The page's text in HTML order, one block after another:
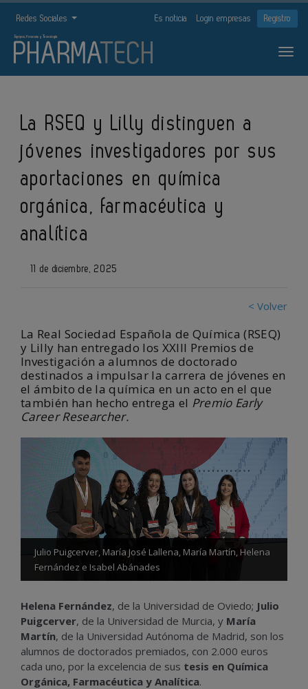
Redes Sociales Es noticia Login empresas Registro
La RSEQ y Lilly distinguen a
jóvenes investigadores por sus
aportaciones en química
orgánica, farmacéutica y
analítica
11 de diciembre, 2025
< Volver
La Real Sociedad Española de Química (RSEQ)
y Lilly han entregado los XXIII Premios de
Investigación a alumnos de doctorado
destinados a impulsar la carrera de jóvenes en
el ámbito de la química en un acto en el que
también han hecho entrega el Premio Early
Career Researcher.
Julio Puigcerver, María José Lallena, María Martín, Helena
Fernández e Isabel Abánades
Helena Fernández, de la Universidad de Oviedo; Julio
Puigcerver, de la Universidad de Murcia, y María
Martín, de la Universidad Autónoma de Madrid, son los
alumnos de doctorados premiados, con 2.000 euros
cada uno, por la excelencia de sus tesis en Química
Orgánica, Farmacéutica y Analítica.